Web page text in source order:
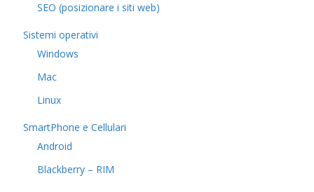
SEO (posizionare i siti web)
Sistemi operativi
Windows
Mac
Linux
SmartPhone e Cellulari
Android
Blackberry – RIM